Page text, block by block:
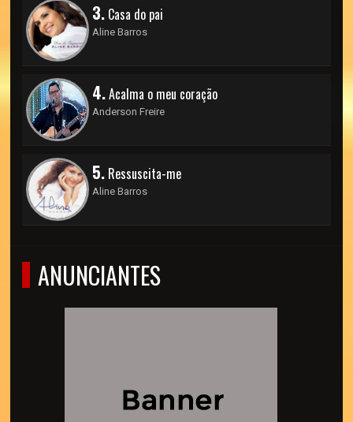
3. Casa do pai
Aline Barros
4.Acalma o meu coração
Anderson Freire
5. Ressuscita-me
Aline Barros
ANUNCIANTES